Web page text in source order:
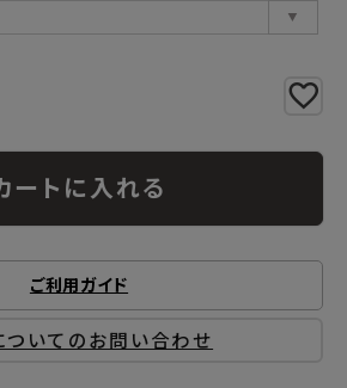
ートに入れる
ご利用ガイド
ついてのお問い合わせ